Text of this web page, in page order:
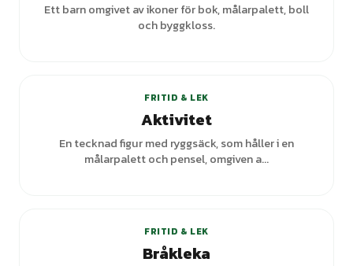
Ett barn omgivet av ikoner för bok, målarpalett, boll
och byggkloss.
FRITID & LEK
Aktivitet
En tecknad figur med ryggsäck, som håller i en
målarpalett och pensel, omgiven a...
FRITID & LEK
Bråkleka